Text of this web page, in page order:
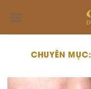
content
CHUYÊN MỤC: